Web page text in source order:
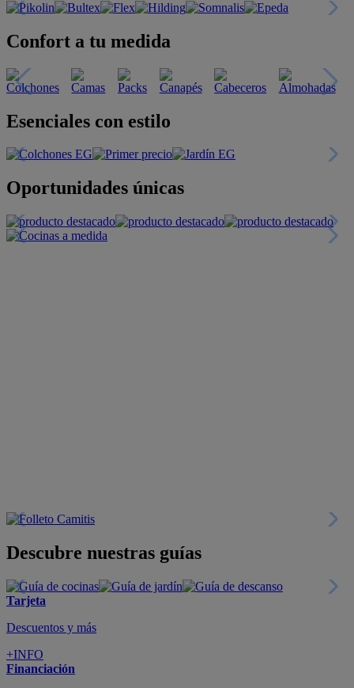
Confort a tu medida
Esenciales con estilo
Oportunidades únicas
Descubre nuestras guías
Tarjeta
Descuentos y más
+INFO
Financiación